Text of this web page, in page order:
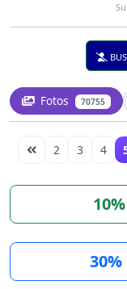
Fotos 70755
2 3 4
30%